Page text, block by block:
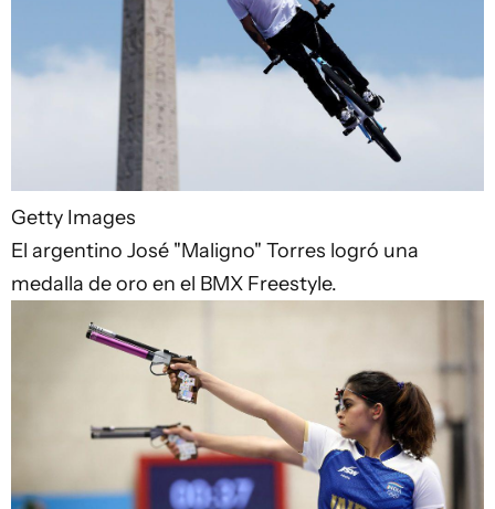
Getty Images
El argentino José "Maligno" Torres logró una
medalla de oro en el BMX Freestyle.